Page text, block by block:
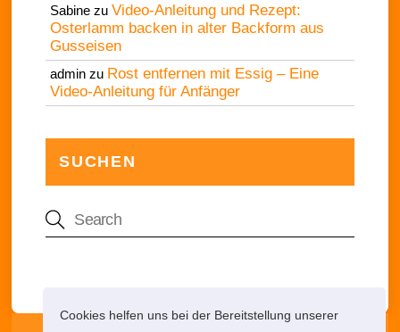
Cookies helfen uns bei der Bereitstellung unserer
Sabine zuVideo-Anleitung und Rezept:
Osterlamm backen in alter Backform aus
Gusseisen
admin zu Rost entfernen mit Essig – Eine
Video-Anleitung für Anfänger
SUCHEN